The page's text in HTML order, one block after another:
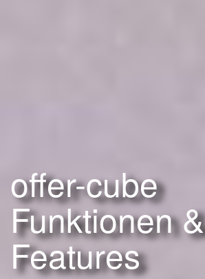
offer-cube
Funktionen &
Features